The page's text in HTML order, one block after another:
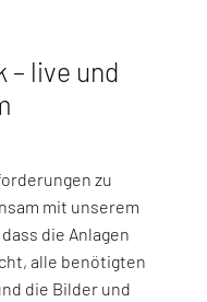
– live und
zu
mit unserem
die Anlagen
alle benötigten
die Bilder und